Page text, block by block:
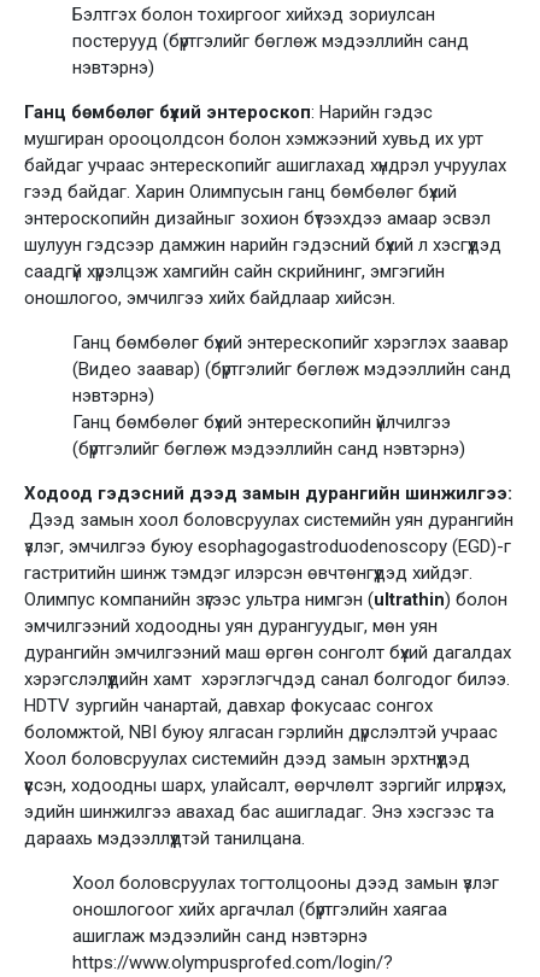
Бэлтгэх болон тохиргоог хийхэд зориулсан
постерууд (бүртгэлийг бөглөж мэдээллийн санд
нэвтэрнэ)
Ганц бөмбөлөг бүхий энтероскоп: Нарийн гэдэс
мушгиран орооцолдсон болон хэмжээний хувьд их урт
байдаг учраас энтерескопийг ашиглахад хүндрэл учруулах
гээд байдаг. Харин Олимпусын ганц бөмбөлөг бүхий
энтероскопийн дизайныг зохион бүтээхдээ амаар эсвэл
шулуун гэдсээр дамжин нарийн гэдэсний бүхий л хэсгүүдэд
саадгүй хүрэлцэж хамгийн сайн скрийнинг, эмгэгийн
оношлогоо, эмчилгээ хийх байдлаар хийсэн.
Ганц бөмбөлөг бүхий энтерескопийг хэрэглэх заавар
(Видео заавар) (бүртгэлийг бөглөж мэдээллийн санд
нэвтэрнэ)
Ганц бөмбөлөг бүхий энтерескопийн үйлчилгээ
(бүртгэлийг бөглөж мэдээллийн санд нэвтэрнэ)
Ходоод гэдэсний дээд замын дурангийн шинжилгээ:
Дээд замын хоол боловсруулах системийн уян дурангийн
үзлэг, эмчилгээ буюу esophagogastroduodenoscopy (EGD)-г
гастритийн шинж тэмдэг илэрсэн өвчтөнгүүдэд хийдэг.
Олимпус компанийн зүгээс ультра нимгэн (ultrathin) болон
эмчилгээний ходоодны уян дурангуудыг, мөн уян
дурангийн эмчилгээний маш өргөн сонголт бүхий дагалдах
хэрэгслэлүүдийн хамт хэрэглэгчдэд санал болгодог билээ.
HDTV зургийн чанартай, давхар фокусаас сонгох
боломжтой, NBI буюу ялгасан гэрлийн дүрслэлтэй учраас
Хоол боловсруулах системийн дээд замын эрхтнүүдэд
үүссэн, ходоодны шарх, улайсалт, өөрчлөлт зэргийг илрүүлэх,
эдийн шинжилгээ авахад бас ашигладаг. Энэ хэсгээс та
дараахь мэдээллүүдтэй танилцана.
Хоол боловсруулах тогтолцооны дээд замын үзлэг
оношлогоог хийх аргачлал (бүртгэлийн хаягаа
ашиглаж мэдээлийн санд нэвтэрнэ
https://www.olympusprofed.com/login/?